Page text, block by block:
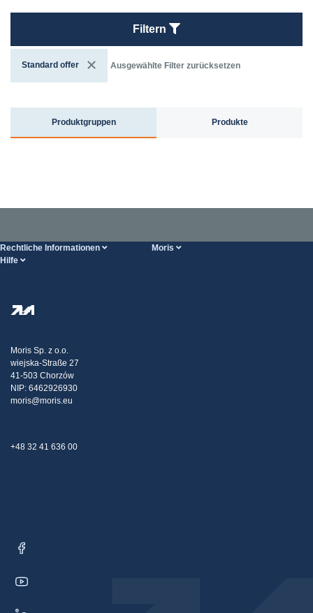
Filtern
Standard offer Ausgewählte Filter zurücksetzen
Produktgruppen Produkte
Rechtliche Informationen Moris
Hilfe
Transport
Beschwerden
Moris Sp. z o.o.
wiejska-Straße 27
41-503 Chorzów
NIP: 6462926930
moris@moris.eu
+48 32 41 636 00